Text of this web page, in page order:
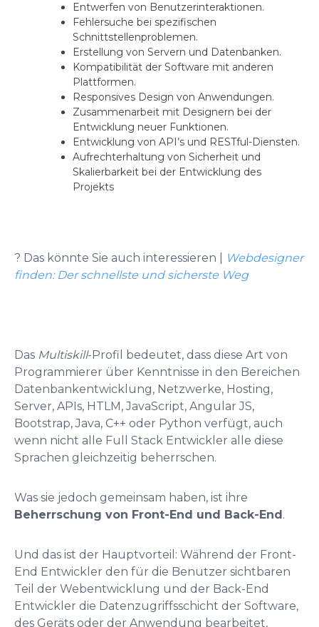
Entwerfen von Benutzerinteraktionen.
Fehlersuche bei spezifischen
Schnittstellenproblemen.
Erstellung von Servern und Datenbanken.
Kompatibilität der Software mit anderen
Plattformen.
Responsives Design von Anwendungen.
Zusammenarbeit mit Designern bei der
Entwicklung neuer Funktionen.
Entwicklung von API’s und RESTful-Diensten.
Aufrechterhaltung von Sicherheit und
Skalierbarkeit bei der Entwicklung des
Projekts
? Das könnte Sie auch interessieren |
Webdesigner
finden: Der schnellste und sicherste Weg
Das Multiskill-Profil bedeutet, dass diese Art von
Programmierer über Kenntnisse in den Bereichen
Datenbankentwicklung, Netzwerke, Hosting,
Server, APIs, HTLM, JavaScript, Angular JS,
Bootstrap, Java, C++ oder Python verfügt, auch
wenn nicht alle Full Stack Entwickler alle diese
Sprachen gleichzeitig beherrschen.
Was sie jedoch gemeinsam haben, ist ihre
Beherrschung von Front-End und Back-End.
Und das ist der Hauptvorteil: Während der Front-
End Entwickler den für die Benutzer sichtbaren
Teil der Webentwicklung und der Back-End
Entwickler die Datenzugriffsschicht der Software,
des Geräts oder der Anwendung bearbeitet,